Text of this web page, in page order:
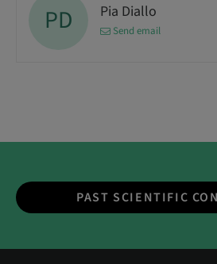
PD Pia Diallo
Send email
PAST SCIENTIFIC